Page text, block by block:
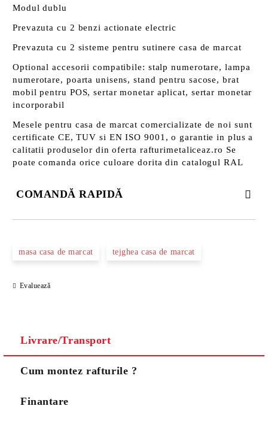
Modul dublu
Prevazuta cu 2 benzi actionate electric
Prevazuta cu 2 sisteme pentru sutinere casa de marcat
Optional accesorii compatibile: stalp numerotare, lampa
numerotare, poarta unisens, stand pentru sacose, brat
mobil pentru POS, sertar monetar aplicat, sertar monetar
incorporabil
Mesele pentru casa de marcat comercializate de noi sunt
certificate CE, TUV si EN ISO 9001, o garantie in plus a
calitatii produselor din oferta rafturimetaliceaz.ro Se
poate comanda orice culoare dorita din catalogul RAL
COMANDĂ RAPIDĂ
masa casa de marcat tejghea casa de marcat
Evaluează
Livrare/Transport
Cum montez rafturile ?
Finantare